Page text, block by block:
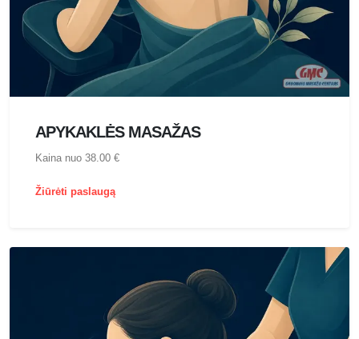
APYKAKLĖS MASAŽAS
Kaina nuo 38.00 €
Žiūrėti paslaugą